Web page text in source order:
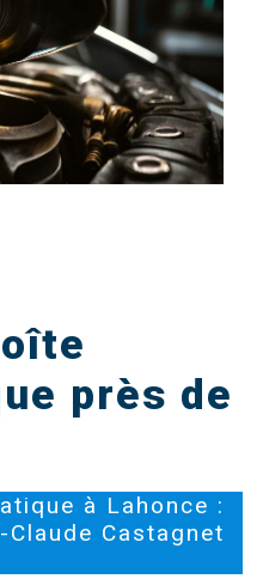
près de
à Lahonce :
Castagnet